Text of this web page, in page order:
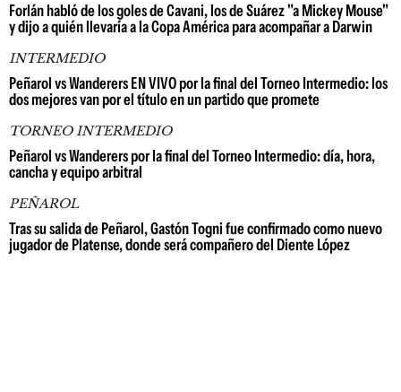
Forlán habló de los goles de Cavani, los de Suárez "a Mickey Mouse"
y dijo a quién llevaría a la Copa América para acompañar a Darwin
INTERMEDIO
Peñarol vs Wanderers EN VIVO por la final del Torneo Intermedio: los
dos mejores van por el título en un partido que promete
TORNEO INTERMEDIO
Peñarol vs Wanderers por la final del Torneo Intermedio: día, hora,
cancha y equipo arbitral
PEÑAROL
Tras su salida de Peñarol, Gastón Togni fue confirmado como nuevo
jugador de Platense, donde será compañero del Diente López